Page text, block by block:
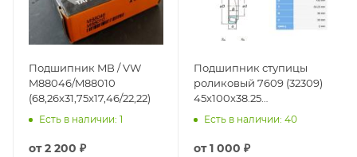
Подшипник MB / VW
M88046/M88010
(68,26x31,75x17,46/22,22)
Есть в наличии: 1
от2 200 ₽
Подшипник ступицы
роликовый 7609 (32309)
45x100x38.25
IVECO,DAF,MAN,SCANIA,
КПП КАМАЗ
Есть в наличии: 40
от1 000 ₽